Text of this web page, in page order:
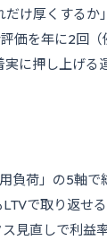
け厚くするか
価を年に2回
に押し上げる
荷」の5軸で
で取り返せ
見直しで利益